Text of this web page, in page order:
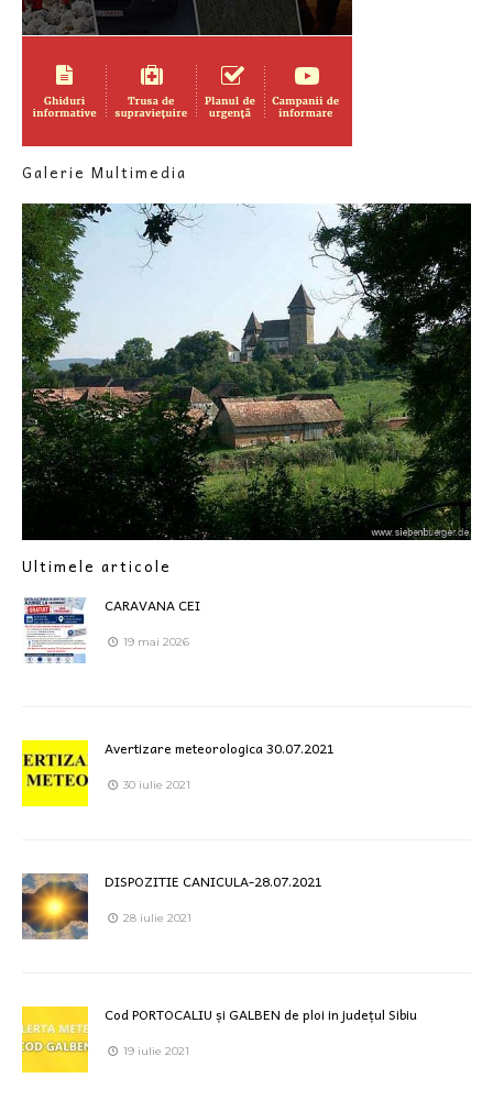
Galerie Multimedia
Ultimele articole
CARAVANA CEI
19 mai 2026
Avertizare meteorologica 30.07.2021
30 iulie 2021
DISPOZITIE CANICULA-28.07.2021
28 iulie 2021
Cod PORTOCALIU și GALBEN de ploi in județul Sibiu
19 iulie 2021